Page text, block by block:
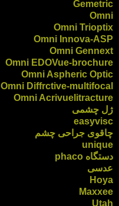
Gemetric
Omni
Omni Trioptix
Omni Innova-ASP
Omni Gennext
Omni EDOVue-brochure
Omni Aspheric Optic
Omni Diffrctive-multifocal
Omni Acrivuelitracture
ژل چشمی
easyvisc
چاقوی جراحی چشم
unique
دستگاه phaco
عدسی
Hoya
Maxxee
Utah